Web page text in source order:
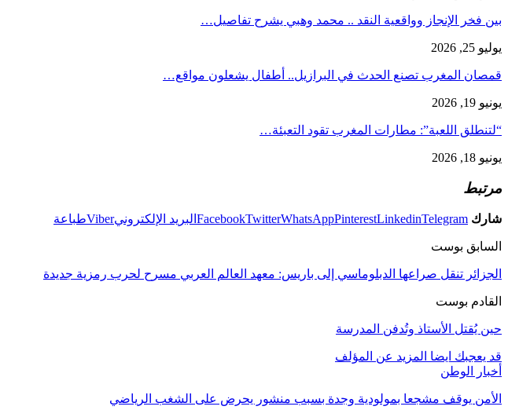
بين فخر الإنجاز وواقعية النقد .. محمد وهبي يشرح تفاصيل…
يوليو 25, 2026
قمصان المغرب تصنع الحدث في البرازيل.. أطفال يشعلون مواقع…
يونيو 19, 2026
“لتنطلق اللعبة”: مطارات المغرب تقود التعبئة…
يونيو 18, 2026
مرتبط
شارك FacebookTwitterWhatsAppPinterestLinkedinTelegram البريد الإلكترونيViberطباعة
السابق بوست
الجزائر تنقل صراعها الدبلوماسي إلى باريس: معهد العالم العربي مسرح لحرب رمزية جديدة
القادم بوست
حين يُقتل الأستاذ وتُدفن المدرسة
قد يعجبك ايضا المزيد عن المؤلف
أخبار الوطن
الأمن يوقف مشجعا بمولودية وجدة بسبب منشور يحرض على الشغب الرياضي